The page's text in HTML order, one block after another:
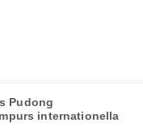
Pudong
internationella